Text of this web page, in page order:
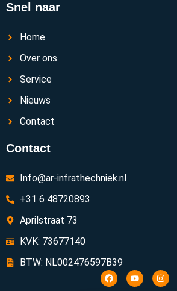
Snel naar
Home
Over ons
Service
Nieuws
Contact
Contact
Info@ar-infrathechniek.nl
+31 6 48720893
Aprilstraat 73
KVK: 73677140
BTW: NL002476597B39